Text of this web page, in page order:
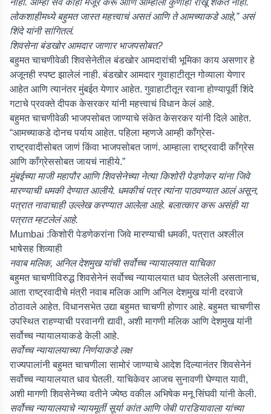
नाही. आम्ही सर्व काही मंजूर करू आणि आम्हाला कुणीही रोखू शकत नाही.
लोकशाहीमध्ये बहुमत जास्त महत्त्वाचं असतं आणि ते आमच्याकडे आहे,” असं
शिंदे यांनी सांगितलं.
शिवसेना बंडखोर आमदार जाणार भाजपसोबत?
बहुमत चाचणीवेळी शिवसेनेतील बंडखोर आमदारांची भूमिका काय असणार हे
अजूनही स्पष्ट झालेलं नाही. बंडखोर आमदार गुवाहाटीतून गोव्याला येणार
आहेत आणि त्यानंतर मुंबईत येणार आहेत. गुवाहाटीतून रवाना होण्यापूर्वी शिंदे
गटाचे प्रवक्ते दीपक केसरकर यांनी महत्त्वाचं विधान केलं आहे.
बहुमत चाचणीवेळी भाजपसोबत जाण्याचे संकेत केसरकर यांनी दिले आहेत.
“आमच्याकडे दोनच पर्याय आहेत. पहिला म्हणजे आम्ही काँग्रेस-
राष्ट्रवादीसोबत जाणं किंवा भाजपसोबत जाणं. आम्हाला राष्ट्रवादी काँग्रेस
आणि काँग्रेससोबत जायचं नाहीये.”
मुंबईच्या माजी महापौर आणि शिवसेनेच्या नेत्या किशोरी पेडणेकर यांना जिवे
मारण्याची धमकी देण्यात आलीये. धमकीचं पत्र त्यांना पाठवण्यात आलं असून,
पत्रात नावाचाही उल्लेख करण्यात आलेला आहे. बलात्कार करू असंही या
पत्रात म्हटलेलं आहे.
Mumbai :किशोरी पेडणेकरांना जिवे मारण्याची धमकी, पत्रात अश्लील
भाषेसह शिव्याही
नवाब मलिक, अनिल देशमुख यांची सर्वोच्च न्यायालयात याचिका
बहुमत चाचणीविरुद्ध शिवसेनेनं सर्वोच्च न्यायालयात धाव घेतलेली असतानाच,
आता राष्ट्रवादीचे मंत्री नवाब मलिक आणि अनिल देशमुख यांनी दरवाजे
ठोठावले आहेत. विधानसभेत उद्या बहुमत चाचणी होणार आहे. बहुमत चाचणीस
उपस्थित राहण्याची परवानगी द्यावी, अशी मागणी मलिक आणि देशमुख यांनी
सर्वोच्च न्यायालयाकडे केली आहे.
सर्वोच्च न्यायालयाच्या निर्णयाकडे लक्ष
राज्यपालांनी बहुमत चाचणीला सामोरं जाण्याचे आदेश दिल्यानंतर शिवसेनेनं
सर्वोच्च न्यायालयात धाव घेतली. याचिकेवर आजच सुनावणी घेण्यात यावी,
अशी मागणी शिवसेनेच्या वतीने ज्येष्ठ वकील अभिषेक मनू सिंघवी यांनी केली.
सर्वोच्च न्यायालयाचे न्यायमूर्ती सूर्या कांत आणि जेबी पारडियावाला यांच्या